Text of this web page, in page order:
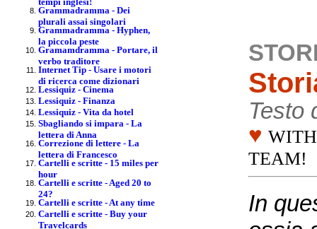
Grammadramma - Dei
plurali assai singolari
Grammadramma - Hyphen,
la piccola peste
Gramamdramma - Portare, il
verbo traditore
Internet Tip - Usare i motori
di ricerca come dizionari
Lessiquiz - Cinema
Lessiquiz - Finanza
Lessiquiz - Vita da hotel
Sbagliando si impara - La
lettera di Anna
Correzione di lettere - La
lettera di Francesco
Cartelli e scritte - 15 miles per
hour
Cartelli e scritte - Aged 20 to
24?
Cartelli e scritte - At any time
Cartelli e scritte - Buy your
Travelcards
Testo
♥
TEAM!
In